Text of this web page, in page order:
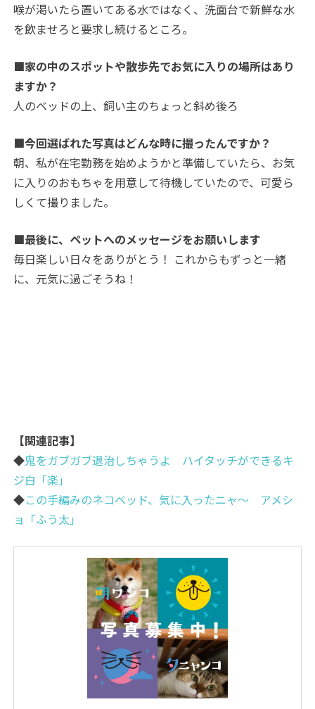
喉が渇いたら置いてある水ではなく、洗面台で新鮮な水
を飲ませろと要求し続けるところ。
■家の中のスポットや散歩先でお気に入りの場所はあり
ますか？
人のベッドの上、飼い主のちょっと斜め後ろ
■今回選ばれた写真はどんな時に撮ったんですか？
朝、私が在宅勤務を始めようかと準備していたら、お気
に入りのおもちゃを用意して待機していたので、可愛ら
しくて撮りました。
■最後に、ペットへのメッセージをお願いします
毎日楽しい日々をありがとう！ これからもずっと一緒
に、元気に過ごそうね！
【関連記事】
◆鬼をガブガブ退治しちゃうよ ハイタッチができるキ
ジ白「楽」
◆この手編みのネコベッド、気に入ったニャ～ アメシ
ョ「ふう太」